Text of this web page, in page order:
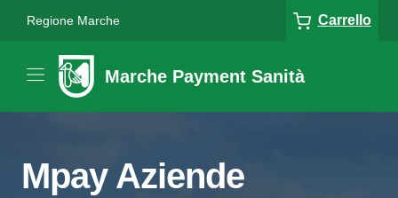
Regione Marche Carrello
Marche Payment Sanità
Mpay Aziende